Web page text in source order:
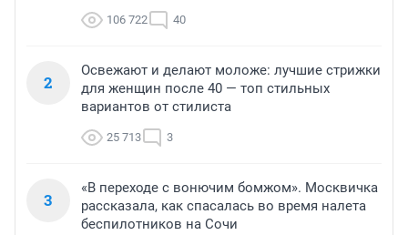
106 722 40
2
Освежают и делают моложе: лучшие стрижки
для женщин после 40 — топ стильных
вариантов от стилиста
25 713 3
3
«В переходе с вонючим бомжом». Москвичка
рассказала, как спасалась во время налета
беспилотников на Сочи